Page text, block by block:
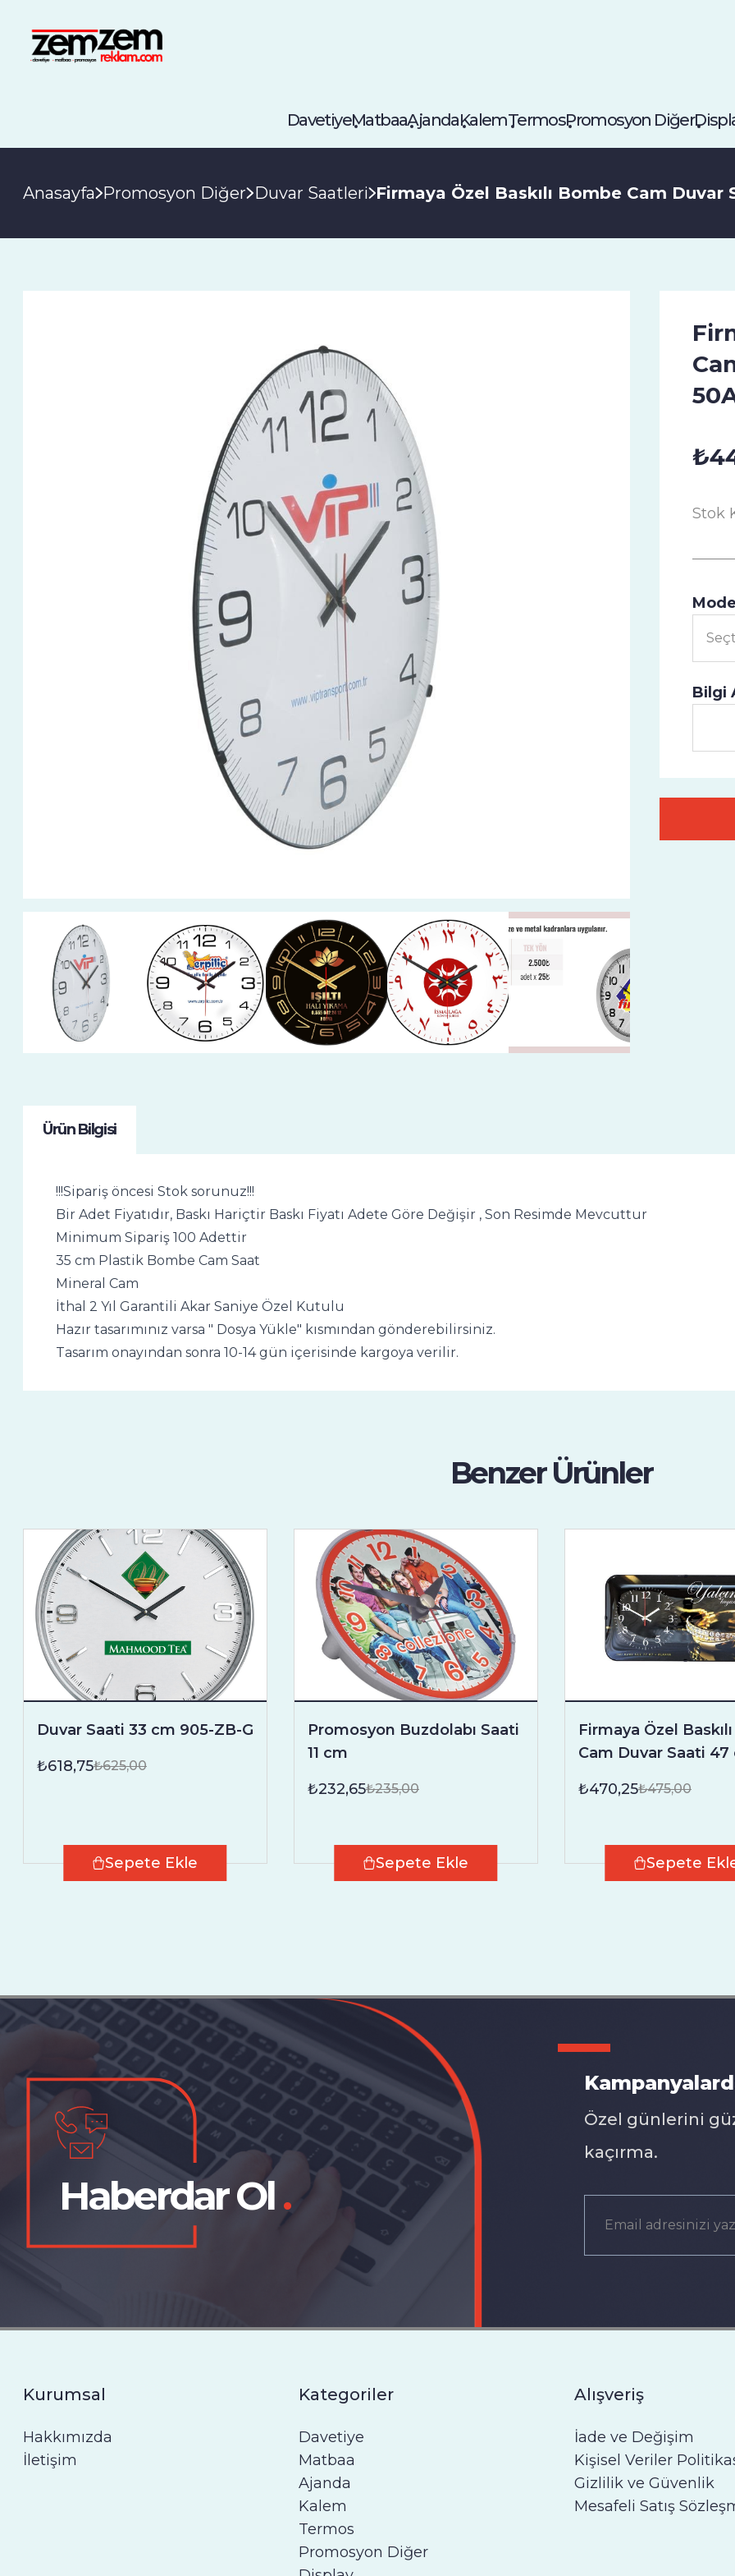
DavetiyeMatbaaAjandaKalemTermosPromosyon Diğer
Anasayfa Promosyon Diğer Duvar Saatleri Firmaya Özel Baskılı Bombe Cam Duvar
Stok
Bilgi
Ürün Bilgisi
!!!Sipariş öncesi Stok sorunuz!!!
Bir Adet Fiyatıdır, Baskı Hariçtir Baskı Fiyatı Adete Göre Değişir , Son Resimde Mevcuttur
Minimum Sipariş 100 Adettir
35 cm Plastik Bombe Cam Saat
Mineral Cam
İthal 2 Yıl Garantili Akar Saniye Özel Kutulu
Hazır tasarımınız varsa " Dosya Yükle" kısmından gönderebilirsiniz.
Tasarım onayından sonra 10-14 gün içerisinde kargoya verilir.
Benzer Ürünler
Duvar Saati 33 cm 905-ZB-G
₺618,75₺625,00
Sepete Ekle
Promosyon Buzdolabı Saati
11 cm
₺232,65₺235,00
Sepete Ekle
Firmaya Özel
Cam Duvar Saati 47
₺470,25₺475,00
Sepete
Haberdar Ol.
Özel günlerini
kaçırma.
Kurumsal
Hakkımızda
İletişim
Kategoriler
Davetiye
Matbaa
Ajanda
Kalem
Termos
Promosyon Diğer
Alışveriş
İade ve Değişim
Kişisel Veriler
Gizlilik ve Güvenlik
Mesafeli Satış